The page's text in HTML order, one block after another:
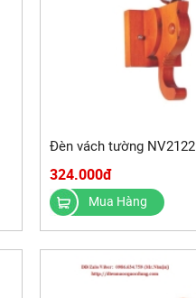
Đèn vách tường NV2122
324.000đ
Mua Hàng